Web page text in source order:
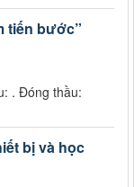
tiến bước”
. Đóng thầu:
bị và học